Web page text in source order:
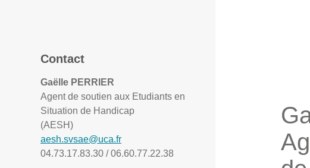
Contact
Gaëlle PERRIER
Agent de soutien aux Etudiants en
Situation de Handicap
(AESH)
aesh.svsae@uca.fr
04.73.17.83.30 / 06.60.77.22.38